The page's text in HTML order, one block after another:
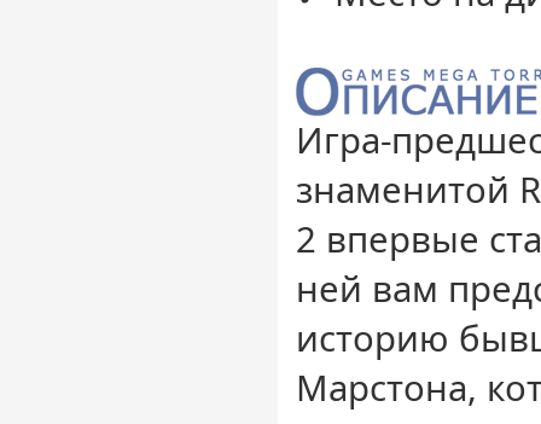
Игра-
знаменитой
2 впервые
ней вам
историю
Марстона,